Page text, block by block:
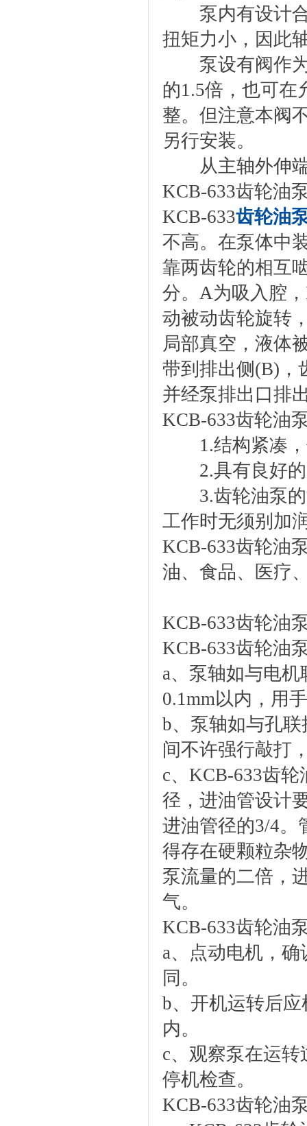
泵内有设计合
扭矩力小，因此
泵设有阀作为
的1.5倍，也可在
整。但注意本阀
另行安装。
从主轴外伸端
KCB-633齿轮油
KCB-633齿轮油
不高。在泵体中
靠两齿轮的相互
分。A为吸入腔
动被动齿轮旋转
局部真空，液体
带到排出侧(B)，
并经泵排出口排
KCB-633齿轮油
1.结构紧凑，
2.具有良好的
3.齿轮油泵的
工作时无须别加
KCB-633齿轮油
油、食品、医疗
KCB-633齿轮油
KCB-633齿轮油
a、泵轴如与电
0.1mm以内，用
b、泵轴如与孔联
间不许强行敲打
c、KCB-633齿
径，进油管设计
进油管径的3/4。
得存在硬颗粒杂
泵流量的二倍，
气。
KCB-633齿轮油
a、点动电机，
同。
b、开机运转后
内。
c、观察泵在运
停机检查。
KCB-633齿轮油